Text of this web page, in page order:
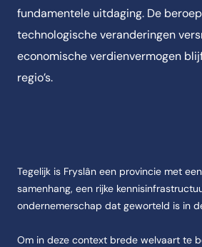
fundamentele uitdaging. De
technologische veranderingen
economische verdienvermogen
regio’s.
Tegelijk is Fryslân een provincie met
samenhang, een rijke
ondernemerschap dat geworteld is in
Om in deze context brede welvaart te